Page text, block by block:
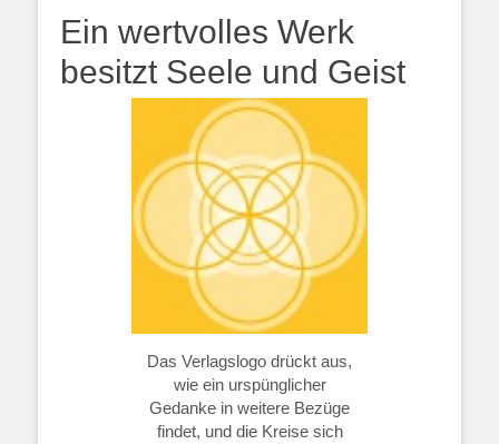
Ein wertvolles Werk
besitzt Seele und Geist
Das Verlagslogo drückt aus,
wie ein urspünglicher
Gedanke in weitere Bezüge
findet, und die Kreise sich